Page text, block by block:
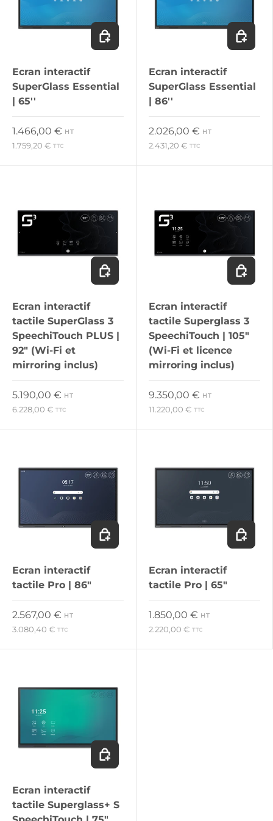
Ecran interactif
SuperGlass Essential
| 65''
Prix habituel
1.466,00 € HT
1.759,20 € TTC
Ajouter au panier
Ecran interactif
SuperGlass Essential
| 86''
Prix habituel
2.026,00 € HT
2.431,20 € TTC
Ajouter
Ecran interactif
tactile SuperGlass 3
SpeechiTouch PLUS |
92" (Wi-Fi et
mirroring inclus)
Prix habituel
5.190,00 € HT
6.228,00 € TTC
Ajouter au panier
Ecran interactif
tactile Superglass 3
SpeechiTouch | 105"
(Wi-Fi et licence
mirroring inclus)
Prix habituel
9.350,00 € HT
11.220,00 € TTC
Ajouter
Ecran interactif
tactile Pro | 86"
Prix habituel
2.567,00 € HT
3.080,40 € TTC
Ajouter au panier
Ecran interactif
tactile Pro | 65"
Prix habituel
1.850,00 € HT
2.220,00 € TTC
Ajouter
Ecran interactif
tactile Superglass+ S
Ajouter au panier